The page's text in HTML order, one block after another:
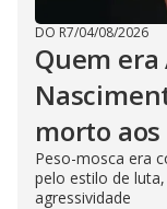
DO R7/04/08/2026
Quem era
morto
Peso-mosca era
pelo estilo de
agressividade